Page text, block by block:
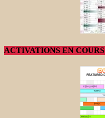
ACTIVATIONS EN COURS